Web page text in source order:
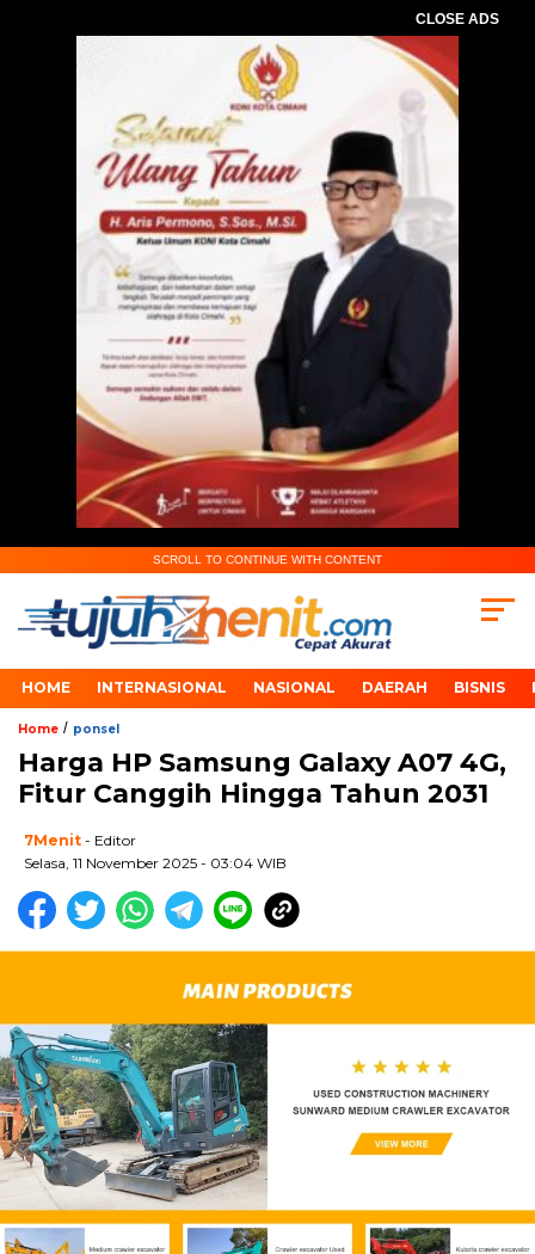
CLOSE ADS
SCROLL TO CONTINUE WITH CONTENT
HOME INTERNASIONAL NASIONAL DAERAH BISNIS
Home / ponsel
Harga HP Samsung Galaxy A07 4G,
Fitur Canggih Hingga Tahun 2031
7Menit - Editor
Selasa, 11 November 2025 - 03:04 WIB